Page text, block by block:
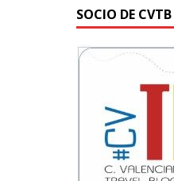
SOCIO DE CVTB